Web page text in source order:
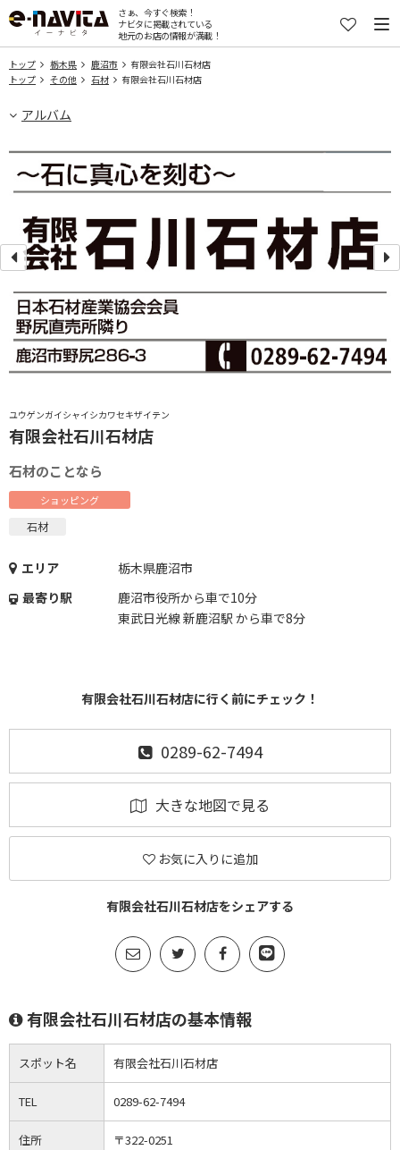
さぁ、今すぐ検索！
ナビタに掲載されている
地元のお店の情報が満載！
トップ 栃木県 鹿沼市
有限会社石川石材店
トップ
その他 石材 有限会社石川石材店
アルバム
ユウゲンガイシャイシカワセキザイテン
有限会社石川石材店
石材のことなら
ショッピング
石材
エリア
栃木県鹿沼市
最寄り駅
鹿沼市役所から車で10分
東武日光線 新鹿沼駅 から車で8分
有限会社石川石材店に行く前にチェック！
0289-62-7494
大きな地図で見る
お気に入りに追加
有限会社石川石材店をシェアする
有限会社石川石材店の基本情報
スポット名 有限会社石川石材店
TEL 0289-62-7494
住所
〒322-0251